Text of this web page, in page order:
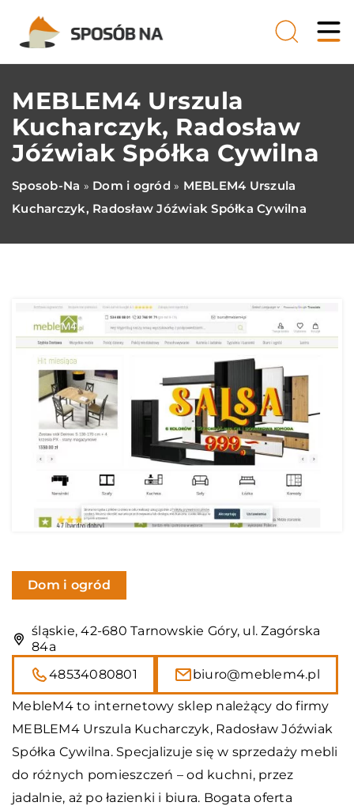
MEBLEM4 Urszula
Kucharczyk, Radosław
Jóźwiak Spółka Cywilna
Sposob-Na » Dom i ogród » MEBLEM4 Urszula
Kucharczyk, Radosław Jóźwiak Spółka Cywilna
Dom i ogród
śląskie, 42-680 Tarnowskie Góry, ul. Zagórska
84a
48534080801
biuro@meblem4.pl
MebleM4 to internetowy sklep należący do firmy
MEBLEM4 Urszula Kucharczyk, Radosław Jóźwiak
Spółka Cywilna. Specjalizuje się w sprzedaży mebli
do różnych pomieszczeń – od kuchni, przez
jadalnie, aż po łazienki i biura. Bogata oferta